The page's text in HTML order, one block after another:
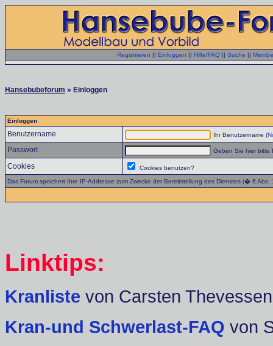
Registrieren || Einloggen || Hilfe/FAQ || Suche ||
Hansebubeforum » Einloggen
Einloggen
Benutzername Ihr Benutzername (
Passwort Geben Sie hier bitte
Cookies
Cookies benutzen?
Das Forum speichert Ihre IP-Addresse zum Zwecke der Bereitstellung des Dienstes (� 6
Linktips:
Kranliste von Carsten Thevessen
Kran-und Schwerlast-FAQ von